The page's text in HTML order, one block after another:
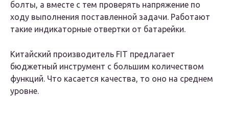
болты, а вместе с тем проверять напряжение по
ходу выполнения поставленной задачи. Работают
такие индикаторные отвертки от батарейки.
Китайский производитель FIT предлагает
бюджетный инструмент с большим количеством
функций. Что касается качества, то оно на среднем
уровне.